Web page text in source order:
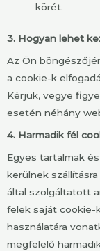
körét.
3. Hogyan lehet
Az Ön
a cookie-k
Kérjük, vegye
esetén néhány
4. Harmadik fél
Egyes tartalmak
kerülnek
által szolgáltatott
felek saját cookie-
használatára
megfelelő